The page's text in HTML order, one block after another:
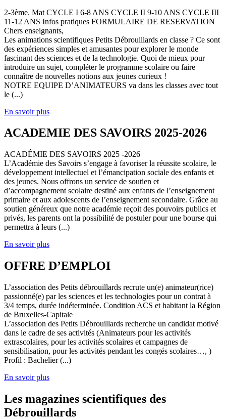
2-3ème. Mat CYCLE I 6-8 ANS CYCLE II 9-10 ANS CYCLE III
11-12 ANS Infos pratiques FORMULAIRE DE RESERVATION
Chers enseignants,
Les animations scientifiques Petits Débrouillards en classe ? Ce sont
des expériences simples et amusantes pour explorer le monde
fascinant des sciences et de la technologie. Quoi de mieux pour
introduire un sujet, compléter le programme scolaire ou faire
connaître de nouvelles notions aux jeunes curieux !
NOTRE EQUIPE D’ANIMATEURS va dans les classes avec tout
le (...)
En savoir plus
ACADEMIE DES SAVOIRS 2025-2026
ACADÉMIE DES SAVOIRS 2025 -2026
L’Académie des Savoirs s’engage à favoriser la réussite scolaire, le
développement intellectuel et l’émancipation sociale des enfants et
des jeunes. Nous offrons un service de soutien et
d’accompagnement scolaire destiné aux enfants de l’enseignement
primaire et aux adolescents de l’enseignement secondaire. Grâce au
soutien généreux que notre académie reçoit des pouvoirs publics et
privés, les parents ont la possibilité de postuler pour une bourse qui
permettra à leurs (...)
En savoir plus
OFFRE D’EMPLOI
L’association des Petits débrouillards recrute un(e) animateur(rice)
passionné(e) par les sciences et les technologies pour un contrat à
3/4 temps, durée indéterminée. Condition ACS et habitant la Région
de Bruxelles-Capitale
L’association des Petits Débrouillards recherche un candidat motivé
dans le cadre de ses activités (Animateurs pour les activités
extrascolaires, pour les activités scolaires et campagnes de
sensibilisation, pour les activités pendant les congés scolaires…, )
Profil : Bachelier (...)
En savoir plus
Les magazines scientifiques des
Débrouillards